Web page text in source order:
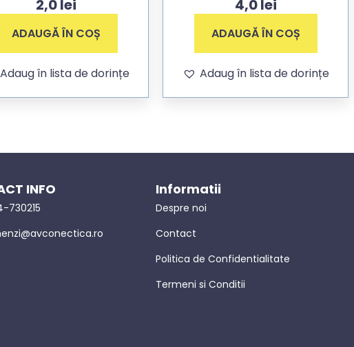
2,0lei
ADAUGĂ ÎN COȘ
Adaug în lista de dorințe
4,0lei
ADAUGĂ ÎN COȘ
Adaug în lista de dorințe
INFO
730215
Informatii
Despre noi
Contact
Politica de Confidentialitate
Termeni si Conditii